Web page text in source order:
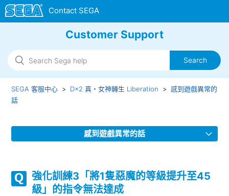
Customer Support
SEGA 客服中心 D×2 真・女神轉生 Liberation
感到遊戲異常的
話
感到遊戲異常的話
【重要】Google Play商店未出現「更新」無法更新版本
強化訓練3「將1隻惡魔的等級提升至45
級」的指令無法達成